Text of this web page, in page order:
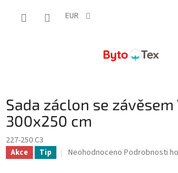
EUR
Sada záclon se závěsem
300x250 cm
227-250 C3
Akce Tip
Průměrné
Neohodnoceno Podrobnosti